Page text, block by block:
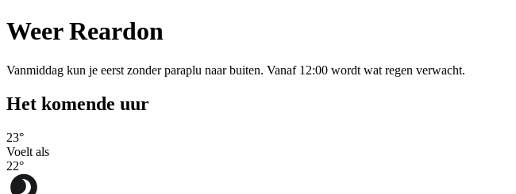
Weer Reardon
Vanmiddag kun je eerst zonder paraplu naar buiten. Vanaf 12:00 wordt wat regen verwacht.
Het komende uur
23°
Voelt als
22°